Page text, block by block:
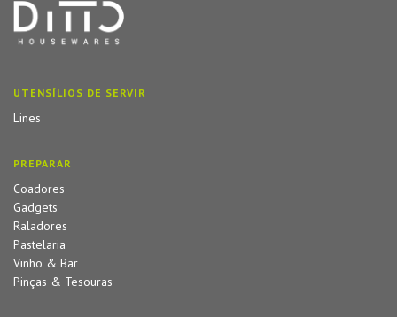
UTENSÍLIOS DE SERVIR
Lines
PREPARAR
Coadores
Gadgets
Raladores
Pastelaria
Vinho & Bar
Pinças & Tesouras